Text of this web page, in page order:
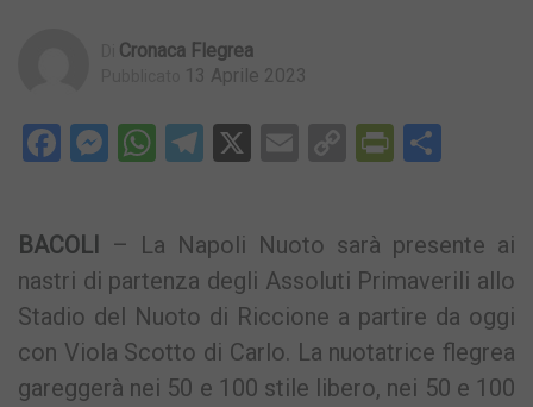
Cronaca Flegrea
13 Aprile 2023
Facebook
Messenger
WhatsApp
Telegram
X EmailCopy
BACOLI
– La Napoli Nuoto sarà presente ai
nastri di partenza degli Assoluti Primaverili allo
Stadio del Nuoto di Riccione a partire da oggi
con Viola Scotto di Carlo. La nuotatrice flegrea
gareggerà nei 50 e 100 stile libero, nei 50 e 100